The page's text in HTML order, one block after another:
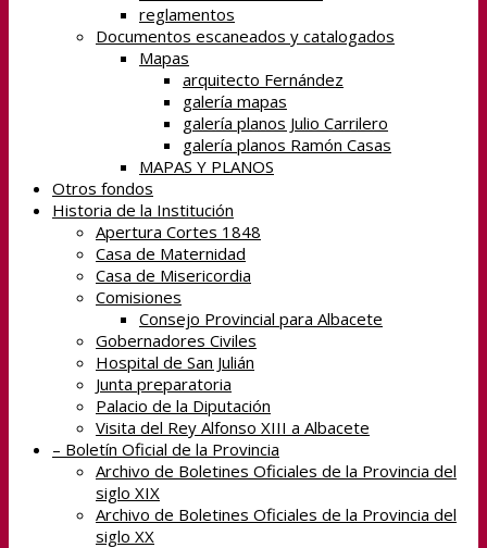
reglamentos
Documentos escaneados y catalogados
Mapas
arquitecto Fernández
galería mapas
galería planos Julio Carrilero
galería planos Ramón Casas
MAPAS Y PLANOS
Otros fondos
Historia de la Institución
Apertura Cortes 1848
Casa de Maternidad
Casa de Misericordia
Comisiones
Consejo Provincial para Albacete
Gobernadores Civiles
Hospital de San Julián
Junta preparatoria
Palacio de la Diputación
Visita del Rey Alfonso XIII a Albacete
– Boletín Oficial de la Provincia
Archivo de Boletines Oficiales de la Provincia del
siglo XIX
Archivo de Boletines Oficiales de la Provincia del
siglo XX